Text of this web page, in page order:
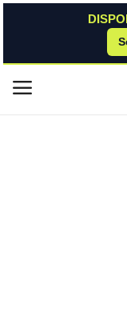
Meniu principal